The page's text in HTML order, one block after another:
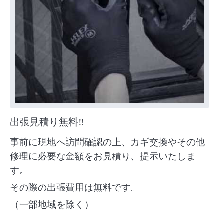
出張見積り無料‼
事前に現地へ訪問確認の上、 カギ交換やその他
修理に必要な金額をお見積り、提示いたしま
す。
その際の出張費用は無料です。
（一部地域を除く）